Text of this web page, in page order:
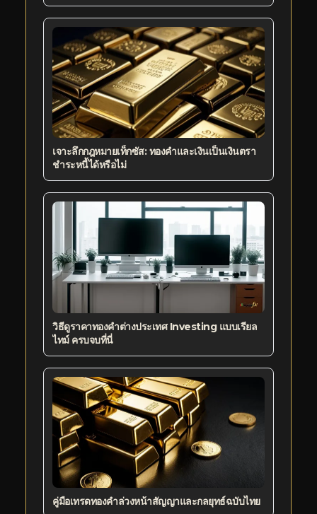
เจาะลึกกฎหมายเท็กซัส: ทองคำและเงินเป็นเงินตรา
ชำระหนี้ได้หรือไม่
วิธีดูราคาทองคำต่างประเทศ Investing แบบเรียล
ไทม์ ครบจบที่นี่
คู่มือเทรดทองคำล่วงหน้าสัญญาและกลยุทธ์ฉบับไทย